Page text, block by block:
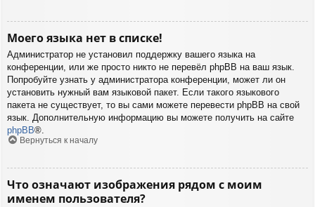
Моего языка нет в списке!
Администратор не установил поддержку вашего языка на
конференции, или же просто никто не перевёл phpBB на ваш язык.
Попробуйте узнать у администратора конференции, может ли он
установить нужный вам языковой пакет. Если такого языкового
пакета не существует, то вы сами можете перевести phpBB на свой
язык. Дополнительную информацию вы можете получить на сайте
phpBB®.
Вернуться к началу
Что означают изображения рядом с моим
именем пользователя?